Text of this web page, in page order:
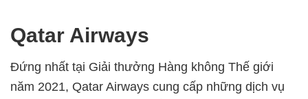
Qatar Airways
Đứng nhất tại Giải thưởng Hàng không Thế giới
năm 2021, Qatar Airways cung cấp những dịch vụ